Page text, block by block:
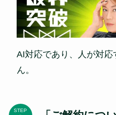
AI対応であり、人が対
ん。
STEP